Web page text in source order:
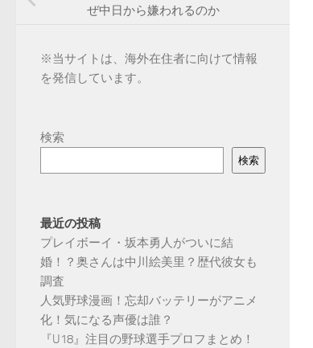
ぜ中日から嫌われるのか
※当サイトは、海外在住者に向けて情報
を発信しています。
検索
検索
最近の投稿
プレイボーイ・坂本勇人がついに結
婚！？奥さんは中川絵美里？歴代彼女も
調査
人気野球漫画！忘却バッテリーがアニメ
化！気になる声優は誰？
『U18』注目の野球選手プロフまとめ！